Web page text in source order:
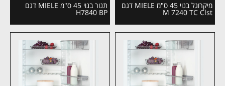
מיקרוגל בנוי 45 ס"מ MIELE דגם
M 7240 TC Clst
תנור בנוי 45 ס"מ MIELE דגם
H7840 BP